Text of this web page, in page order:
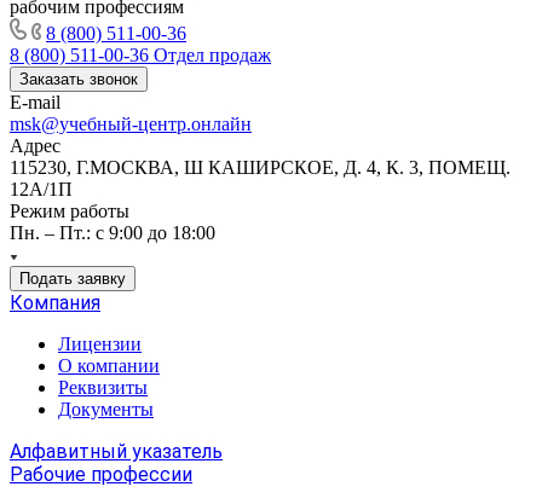
рабочим профессиям
8 (800) 511-00-36
8 (800) 511-00-36 Отдел продаж
Заказать звонок
E-mail
msk@учебный-центр.онлайн
Адрес
115230, Г.МОСКВА, Ш КАШИРСКОЕ, Д. 4, К. 3, ПОМЕЩ.
12А/1П
Режим работы
Пн. – Пт.: с 9:00 до 18:00
Подать заявку
Компания
Лицензии
О компании
Реквизиты
Документы
Алфавитный указатель
Рабочие профессии